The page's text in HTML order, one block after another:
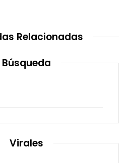
Relacionadas
Búsqueda
Virales